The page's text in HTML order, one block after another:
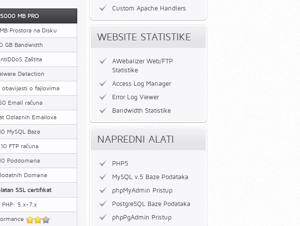
5000 MB PRO
Prostora na Disku
GB Bandwidth
Zaštita
Detection
obavijesti o fajlovima
Email računa
Odlaznih Emailova
MySQL Baza
10 FTP računa
Poddomena
Domena
SSL certifikat
PHP: 5.x-7.x
Custom Apache Handlers
WEBSITE STATISTIKE
AWebalizer Web/FTP
Statistike
Access Log Manager
Error Log Viewer
Bandwidth Statistike
NAPREDNI ALATI
PHP5
MySQL v.5 Baze Podataka
phpMyAdmin Pristup
PostgreSQL Baze Podataka
phpPgAdmin Pristup